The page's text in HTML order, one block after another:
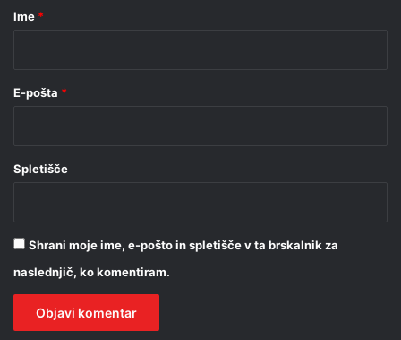
rIme *
E-pošta *
Spletišče
Shrani moje ime, e-pošto in spletišče v ta brskalnik za
naslednjič, ko komentiram.